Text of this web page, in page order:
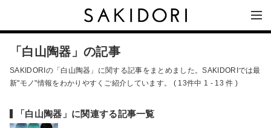
「白山陶器」の記事
SAKIDORIの「白山陶器」に関する記事をまとめました。SAKIDORIでは最
新"モノ"情報をわかりやすくご紹介しています。 ( 13件中 1 - 13 件 )
「白山陶器」に関連する記事一覧